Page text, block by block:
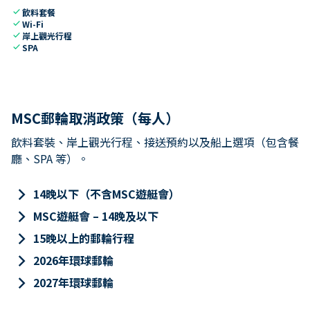
check飲料套餐
checkWi-Fi
check 岸上觀光行程
checkSPA
MSC郵輪取消政策（每人）
飲料套裝、岸上觀光行程、接送預約以及船上選項（包含餐
廳、SPA 等）。
keyboard_arrow_right 14晚以下（不含MSC遊艇會）
keyboard_arrow_right MSC遊艇會 – 14晚及以下
keyboard_arrow_right 15晚以上的郵輪行程
keyboard_arrow_right 2026年環球郵輪
keyboard_arrow_right 2027年環球郵輪